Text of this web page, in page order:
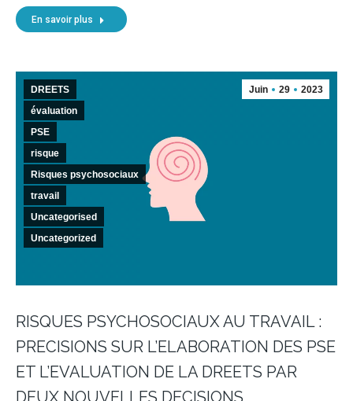
En savoir plus
Juin 29 2023
DREETS
évaluation
PSE
risque
Risques psychosociaux
travail
Uncategorised
Uncategorized
RISQUES PSYCHOSOCIAUX AU TRAVAIL :
PRECISIONS SUR L’ELABORATION DES PSE
ET L’EVALUATION DE LA DREETS PAR
DEUX NOUVELLES DECISIONS